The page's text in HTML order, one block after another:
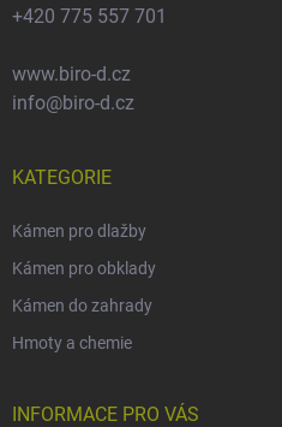
+420 775 557 701
www.biro-d.cz
info@biro-d.cz
KATEGORIE
Kámen pro dlažby
Kámen pro obklady
Kámen do zahrady
Hmoty a chemie
INFORMACE PRO VÁS